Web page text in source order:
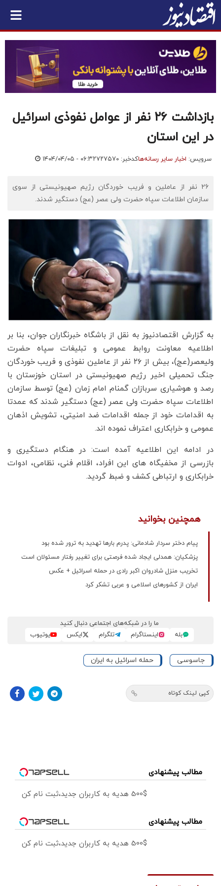
بازداشت ۲۶ نفر از عوامل نفوذی اسرائیل
در این استان
سرویس: اخبار سایر رسانه‌هاکدخبر: ۷۲۷۵۷۰ ۱۴۰۴/۰۴/۰۵ - ۰۶:۳۲
۲۶ نفر از عاملین و فریب خوردگان رژیم صهیونیستی از سوی
سازمان اطلاعات سپاه حضرت ولی عصر (عج) دستگیر شدند.
به گزارش اقتصادنیوز به نقل از باشگاه خبرنگاران جوان، بنا بر
اطلاعیه معاونت روابط عمومی و تبلیغات سپاه حضرت
ولیعصر(عج)، بیش از ۲۶ نفر از عاملین نفوذی و فریب خوردگان
جنگ تحمیلی اخیر رژیم صهیونیستی در استان خوزستان با
رصد و هوشیاری سربازان گمنام امام زمان (عج) توسط سازمان
اطلاعات سپاه حضرت ولی عصر (عج) دستگیر شدند که عمدتا
به اقدامات خود از جمله اقدامات ضد امنیتی، تشویش اذهان
عمومی و خرابکاری اعتراف نموده اند.
در ادامه این اطلاعیه آمده است: در هنگام دستگیری و
بازرسی از مخفیگاه های این افراد، اقلام فنی، نظامی، ادوات
خرابکاری و ارتباطی کشف و ضبط گردید.
همچنین بخوانید
پیام دختر سردار شادمانی: پدرم بارها تهدید به ترور شده بود
پزشکیان: همدلی ایجاد شده فرصتی برای تغییر رفتار مسئولان است
تخریب منزل شادروان اکبر رادی در حمله اسرائیل + عکس
ایران از کشور‌های اسلامی و عربی تشکر کرد
ما را در شبکه‌های اجتماعی دنبال کنید
بله
اینستاگرام تلگرام ایکس یوتیوب
جاسوسی حمله اسرائیل به ایران
کپی لینک کوتاه
مطالب پیشنهادی
500$ هدیه به کاربران جدید،ثبت نام کن
مطالب پیشنهادی
500$ هدیه به کاربران جدید،ثبت نام کن